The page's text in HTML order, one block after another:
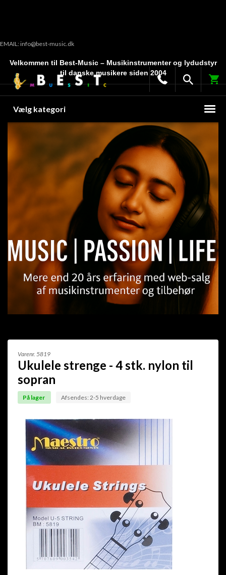
EMAIL: info@best-music.dk
Velkommen til Best-Music – Musikinstrumenter og lydudstyr
til danske musikere siden 2004
Vælg kategori
Varenr. 5819
Ukulele strenge - 4 stk. nylon til
sopran
På lager Afsendes: 2-5 hverdage